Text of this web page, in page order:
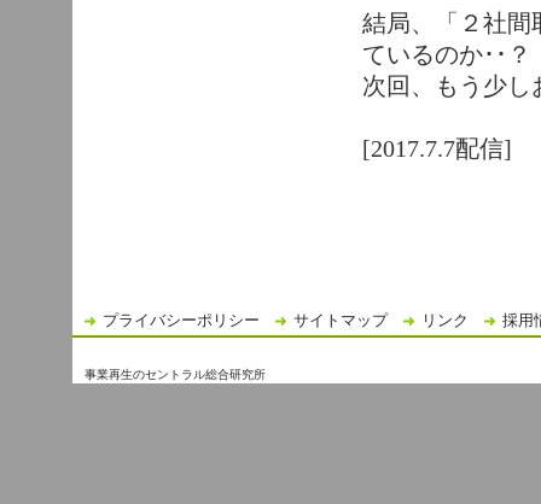
結局、「２社間
ているのか･･？
次回、もう少し
[2017.7.7配信]
プライバシーポリシー サイトマップ リンク 採用
事業再生のセントラル総合研究所